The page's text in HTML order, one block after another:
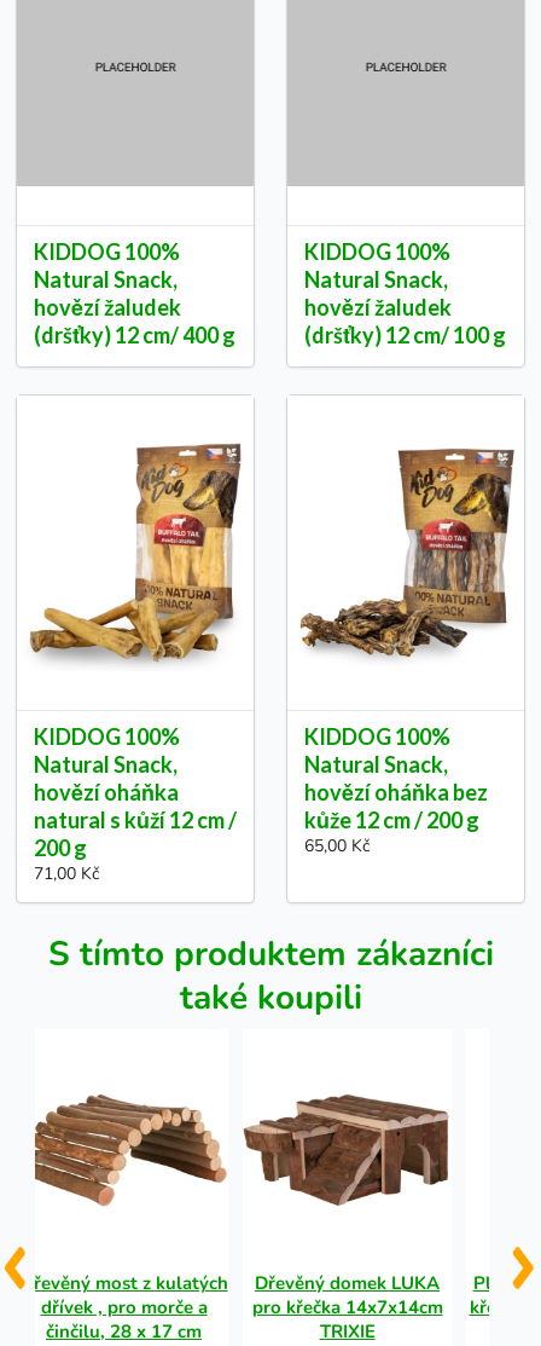
KIDDOG 100%
Natural Snack,
hovězí žaludek
(dršťky) 12 cm/ 400 g
KIDDOG 100%
Natural Snack,
hovězí žaludek
(dršťky) 12 cm/ 100 g
KIDDOG 100%
Natural Snack,
hovězí oháňka
natural s kůží 12 cm /
200 g
71,00 Kč
KIDDOG 100%
Natural Snack,
hovězí oháňka bez
kůže 12 cm / 200 g
65,00 Kč
S tímto produktem zákazníci
také koupili
Dřevěný most z kulatých
dřívek , pro morče a
činčilu, 28 x 17 cm
Dřevěný domek LUKA
pro křečka 14x7x14cm
TRIXIE
křečky,